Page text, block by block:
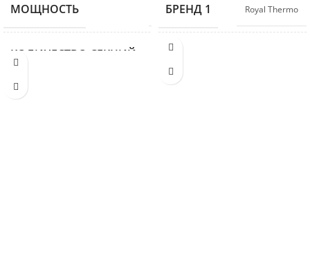
МОЩНОСТЬ 1150
КОЛИЧЕСТВО СЕКЦИЙ 5
БРЕНД 1 Royal Thermo